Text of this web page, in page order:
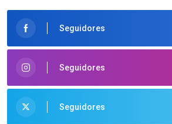
Seguidores
Seguidores
Seguidores